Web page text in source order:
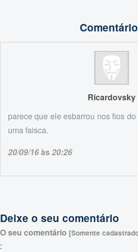
Ricardovsky
parece que ele esbarrou nos fios
uma faisca.
20/09/16às20:26
Deixe o seu comentário
O seu comentário [Somente
: